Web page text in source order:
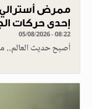
ممرض
إحدى حركات
05/08/2026 - 08:22
أصبح حديث